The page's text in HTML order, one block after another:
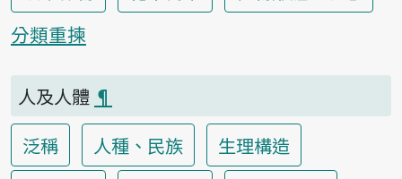
分類重揀
人及人體 ¶
泛稱
人種、民族
生理構造